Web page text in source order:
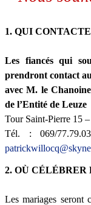
1. QUI
Les fiancés qui
prendront contact
avec M. le
de l’Entité de Leuze
Tour Saint-Pierre
Tél. : 069/
2. OÙ
Les mariages seront